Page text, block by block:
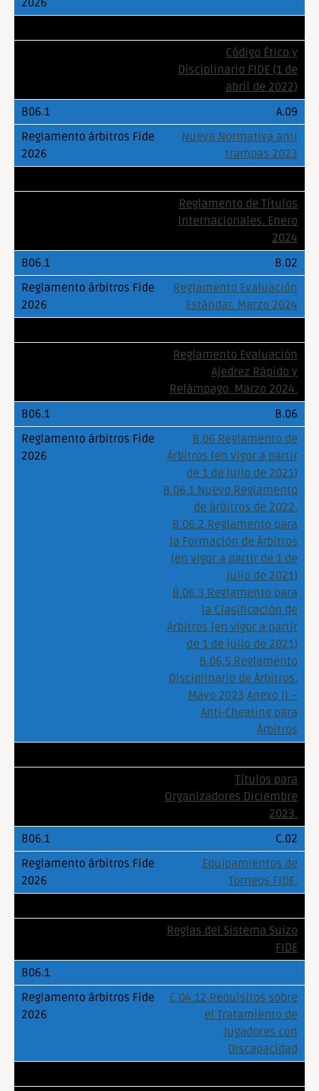
Código Ético y
Disciplinario FIDE (1 de
abril de 2022)
A.09
Nueva Normativa anti
trampas 2023
Reglamento de Títulos
Internacionales. Enero
2024
B.02
Reglamento Evaluación
Estándar. Marzo 2024
Reglamento Evaluación
Ajedrez Rápido y
Relámpago. Marzo 2024.
B.06
B.06 Reglamento de
Árbitros (en vigor a partir
de 1 de julio de 2021)
B.06.1 Nuevo Reglamento
de árbitros de 2022.
B.06.2 Reglamento para
la Formación de Árbitros
(en vigor a partir de 1 de
julio de 2021)
B.06.3 Reglamento para
la Clasificación de
Árbitros (en vigor a partir
de 1 de julio de 2021)
B.06.5 Reglamento
Disciplinario de Árbitros.
Mayo 2023 Anexo II –
Anti-Cheating para
Árbitros
Títulos para
Organizadores Diciembre
2023.
C.02
Equipamientos de
Torneos FIDE.
Reglas del Sistema Suizo
FIDE
C.04.12 Requisitos sobre
el Tratamiento de
Jugadores con
Discapacidad